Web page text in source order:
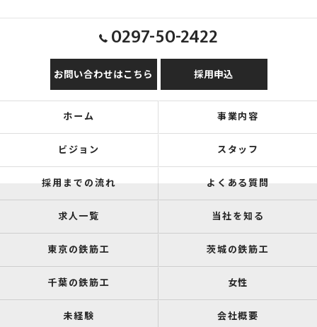
0297-50-2422
お問い合わせはこちら 採用申込
ホーム 事業内容
ビジョン スタッフ
採用までの流れ よくある質問
求人一覧 当社を知る
東京の鉄筋工 茨城の鉄筋工
千葉の鉄筋工 女性
未経験 会社概要